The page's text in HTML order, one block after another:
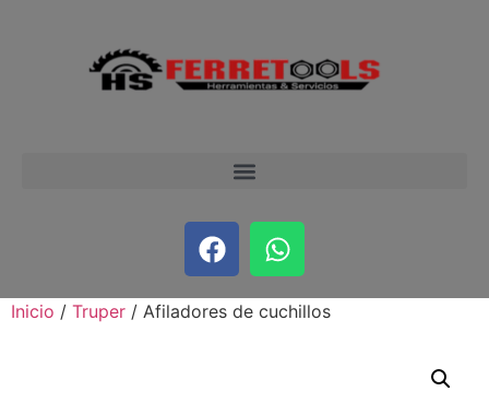
Inicio / Truper / Afiladores de cuchillos